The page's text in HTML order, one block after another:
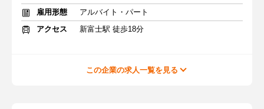
雇用形態
アルバイト・パート
アクセス
新富士駅 徒歩18分
この企業の求人一覧を見る